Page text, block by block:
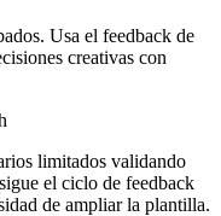
Usa el feedback de
creativas con
limitados validando
el ciclo de feedback
de ampliar la plantilla.